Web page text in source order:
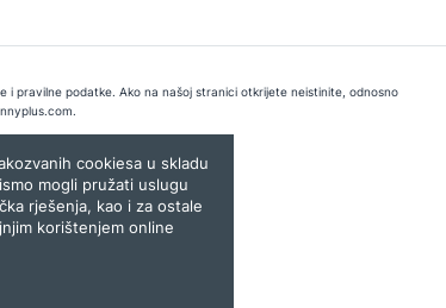
pravilne podatke. Ako na našoj stranici otkrijete neistinite, odnosno
.
Lampa.bacookiesa u skladu
mogli pružati uslugu
rješenja, kao i za ostale
korištenjem online